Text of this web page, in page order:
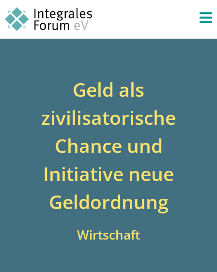
Geld als
zivilisatorische
Chance und
Initiative neue
Geldordnung
Wirtschaft